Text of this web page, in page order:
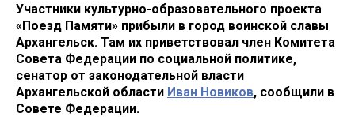
Участники культурно-образовательного проекта
«Поезд Памяти» прибыли в город воинской славы
Архангельск. Там их приветствовал член Комитета
Совета Федерации по социальной политике,
сенатор от законодательной власти
Архангельской области Иван Новиков, сообщили в
Совете Федерации.